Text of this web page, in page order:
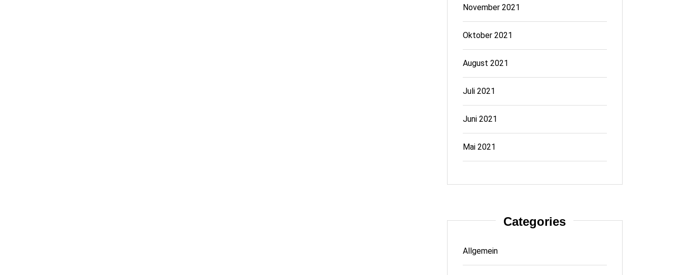
November 2021
Oktober 2021
August 2021
Juli 2021
Juni 2021
Mai 2021
Categories
Allgemein